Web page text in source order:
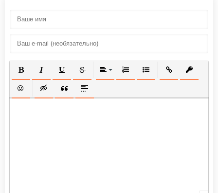
ПОЛУЖИРНЫЙ
КУРСИВПОДЧЕРКНУТЫЙ
ЗАЧЕРКНУТЫЙВЫРАВНИВАНИЕ
НУМЕРОВАННЫЙ СПИСОК
МАРКИРОВАННЫЙ
ВСТАВИТЬ
ВСТАВИТЬ СМАЙЛИК
ВСТАВКА СКРЫТОГО ТЕКСТА
ВСТАВКА ЦИТАТЫ
ВСТАВКА СПОЙЛЕРА